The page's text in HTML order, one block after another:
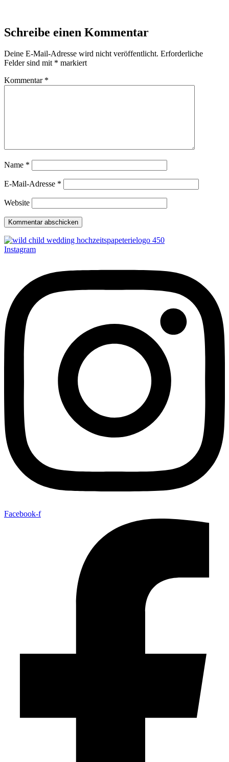
Schreibe einen Kommentar
Deine E-Mail-Adresse wird nicht veröffentlicht. Erforderliche
Felder sind mit * markiert
Kommentar *
Name *
E-Mail-Adresse *
Website
Instagram
Facebook-f